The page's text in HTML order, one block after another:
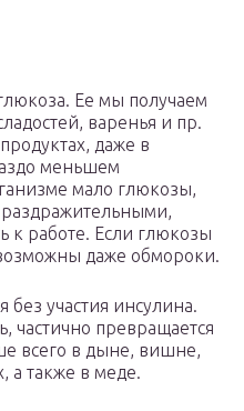
Ее мы получаем
варенья и пр.
даже в
меньшем
мало глюкозы,
к работе. Если глюкозы
даже обмороки.
без участия инсулина.
частично превращается
всего в дыне, вишне,
а также в меде.